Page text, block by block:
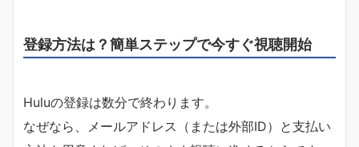
登録方法は？簡単ステップで今すぐ視聴開始
Huluの登録は数分で終わります。
なぜなら、メールアドレス（または外部ID）と支払い